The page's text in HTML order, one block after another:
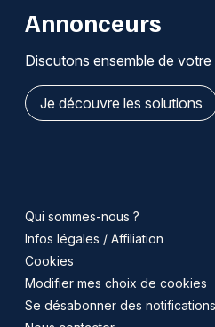
Annonceurs
Discutons ensemble de
Je découvre les solutions
Qui sommes-nous ?
Infos légales / Affiliation
Cookies
Modifier mes choix de cookies
Se désabonner des notifications